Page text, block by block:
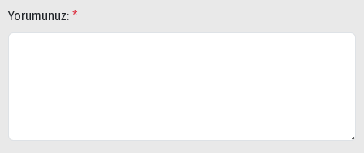
Yorumunuz: *